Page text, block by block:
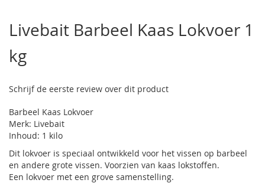
het
begin
van
de
gallerij
Livebait Barbeel Kaas Lokvoer 1
kg
Schrijf de eerste review over dit product
Barbeel Kaas Lokvoer
Merk: Livebait
Inhoud: 1 kilo
Dit lokvoer is speciaal ontwikkeld voor het vissen op barbeel
en andere grote vissen. Voorzien van kaas lokstoffen.
Een lokvoer met een grove samenstelling.